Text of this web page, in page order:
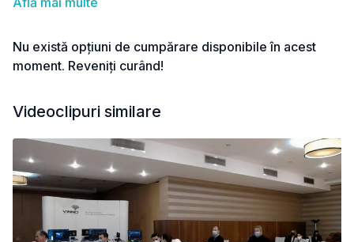
Nu există opțiuni de cumpărare disponibile în acest
moment. Reveniți curând!
Videoclipuri similare